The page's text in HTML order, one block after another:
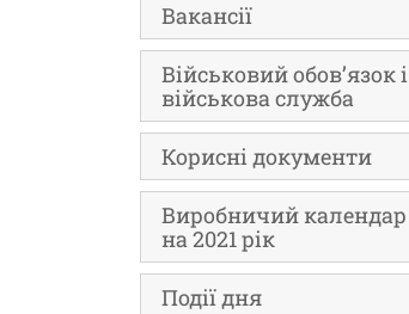
Вакансії
Військовий обов’язок і
військова служба
Корисні документи
Виробничий календар
на 2021 рік
Події дня